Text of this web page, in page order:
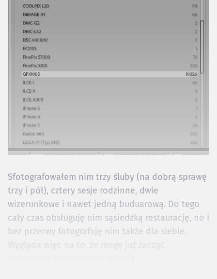
Sfotografowałem nim trzy śluby (na dobrą sprawę
trzy i pół), cztery sesje rodzinne, dwie
wizerunkowe i nawet jedną buduarową. Do tego
cały czas obsługuję nim sąsiedzką restaurację, no i
bez przerwy fotografuję nim także dla siebie.
Wygląda więc na to, że mogę już zacząć